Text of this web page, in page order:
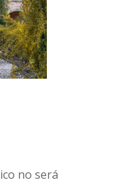
no será